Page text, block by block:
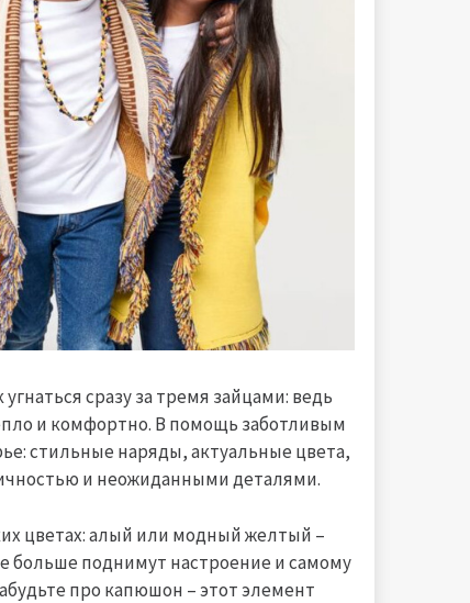
сразу за тремя зайцами: ведь
и комфортно. В помощь заботливым
стильные наряды, актуальные цвета,
и неожиданными деталями.
цветах: алый или модный желтый –
больше поднимут настроение и самому
про капюшон – этот элемент